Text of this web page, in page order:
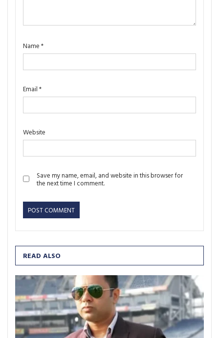
Name *
Email *
Website
Save my name, email, and website in this browser for
the next time I comment.
READ ALSO